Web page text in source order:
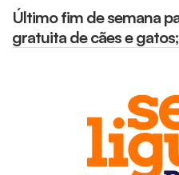
Último fim de semana
gratuita de cães e